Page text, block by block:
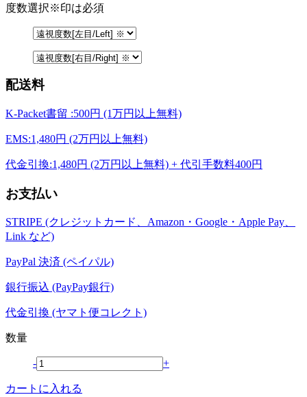
度数選択※印は必須
配送料
K-Packet書留 :500円 (1万円以上無料)
EMS:1,480円 (2万円以上無料)
代金引換:1,480円 (2万円以上無料) + 代引手数料400円
お支払い
STRIPE (クレジットカード、Amazon・Google・Apple Pay、
Link など)
PayPal 決済 (ペイパル)
銀行振込 (PayPay銀行)
代金引換 (ヤマト便コレクト)
数量
- +
カートに入れる